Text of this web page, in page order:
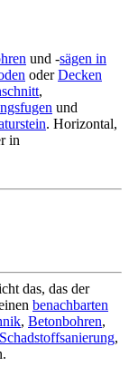
und -sägen in
oderDecken
,
und
. Horizontal,
in
das, das der
benachbarten
, Betonbohren,
Schadstoffsanierung,